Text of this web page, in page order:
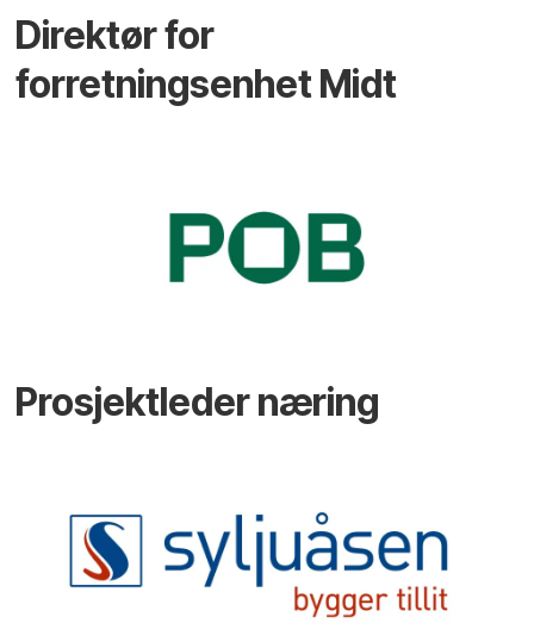
Direktør for
forretningsenhet Midt
Prosjektleder næring